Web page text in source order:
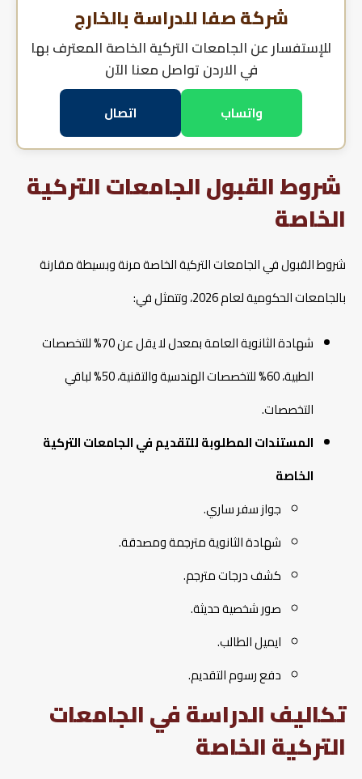
شركة صفا للدراسة بالخارج
للإستفسار عنالجامعات التركية الخاصة المعترف بها
في الاردن تواصل معنا الآن
واتساب اتصال
شروط القبول الجامعات التركية
الخاصة
شروط القبول في الجامعات التركية الخاصة مرنة وبسيطة مقارنة
بالجامعات الحكومية لعام 2026، وتتمثل في:
​شهادة الثانوية العامة بمعدل لا يقل عن 70% للتخصصات
الطبية، 60% للتخصصات الهندسية والتقنية، 50% لباقي
التخصصات.
المستندات المطلوبة للتقديم في الجامعات التركية
الخاصة
جواز سفر ساري.
شهادة الثانوية مترجمة ومصدقة.
كشف درجات مترجم.
صور شخصية حديثة.
ايميل الطالب.
دفع رسوم التقديم.
تكاليف الدراسة في الجامعات
التركية الخاصة